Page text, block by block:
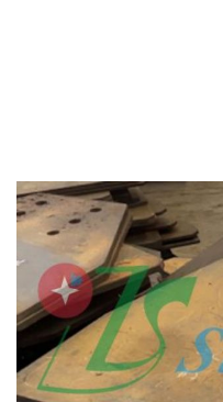
磨损、腐蚀，影响设备正
洗技术，针对性解决齿轮